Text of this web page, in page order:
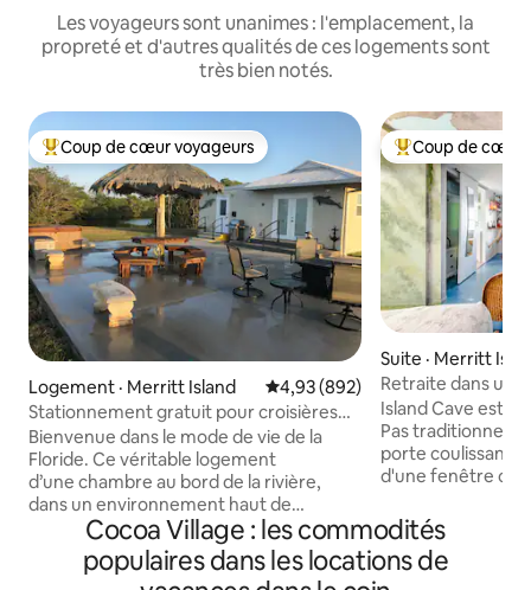
Les voyageurs sont unanimes : l'emplacement, la
propreté et d'autres qualités de ces logements sont
très bien notés.
Coup de cœur voyageurs parmi les plus aimés
Coup de cœur voyageurs
Logement · Merritt Island Note moyenne de 4,93 sur 5,
4,93 (892)
Stationnement gratuit pour croisières
River House Merritt Island, Floride
Bienvenue dans le mode de vie de la
Floride. Ce véritable logement
d’une chambre au bord de la rivière,
dans un environnement haut de
gamme, sera entièrement à vous. Il
suffit de stationner la voiture à quelques
pas de la porte d’entrée et de
Coup de cœur
Coup de cœur
Suite · Merritt
Retraite dans
Island Cave est
Pas traditionnel
porte coulissante Le logement dispose
d'une fenêtre climatisée
mobilité réduite petit espace lit queen
size Unité privée à l'arrière d'une maison
de 2 étages
Cocoa Village : les commodités
populaires dans les locations de